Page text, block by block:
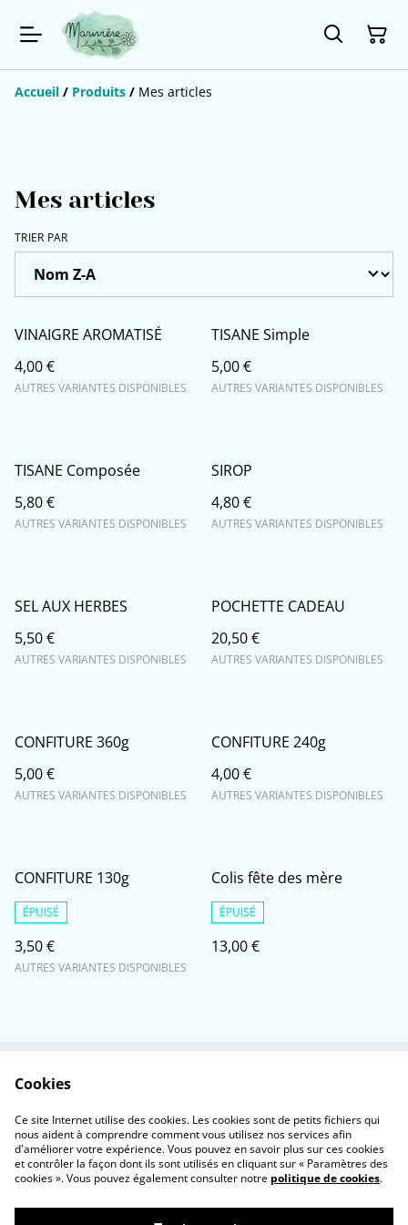
Accueil / Produits / Mes articles
Mes articles
TRIER PAR
VINAIGRE AROMATISÉ
4,00 €
AUTRES VARIANTES DISPONIBLES
TISANE Simple
5,00 €
AUTRES VARIANTES DISPONIBLES
TISANE Composée
5,80 €
AUTRES VARIANTES DISPONIBLES
SIROP
4,80 €
AUTRES VARIANTES DISPONIBLES
SEL AUX HERBES
5,50 €
AUTRES VARIANTES DISPONIBLES
POCHETTE CADEAU
20,50 €
AUTRES VARIANTES DISPONIBLES
CONFITURE 360g
5,00 €
AUTRES VARIANTES DISPONIBLES
CONFITURE 240g
4,00 €
AUTRES VARIANTES DISPONIBLES
CONFITURE 130g
ÉPUISÉ
3,50 €
AUTRES VARIANTES DISPONIBLES
Colis fête des mère
ÉPUISÉ
13,00 €
Politique de
confidentialité
Politique de cookies
Cookies
Ce site Internet utilise des cookies. Les cookies sont de petits fichiers qui
nous aident à comprendre comment vous utilisez nos services afin
d'améliorer votre expérience. Vous pouvez en savoir plus sur ces cookies
et contrôler la façon dont ils sont utilisés en cliquant sur « Paramètres des
cookies ». Vous pouvez également consulter notre politique de cookies.